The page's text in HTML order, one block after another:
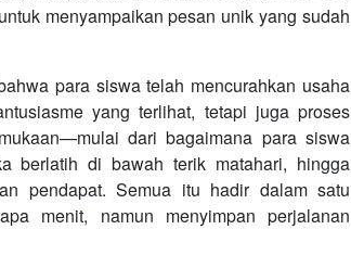
menyampaikan pesan unik yang sudah
para siswa telah mencurahkan usaha
yang terlihat, tetapi juga proses
dari bagaimana para siswa
berlatih di bawah terik matahari, hingga
pendapat. Semua itu hadir dalam satu
menit, namun menyimpan perjalanan